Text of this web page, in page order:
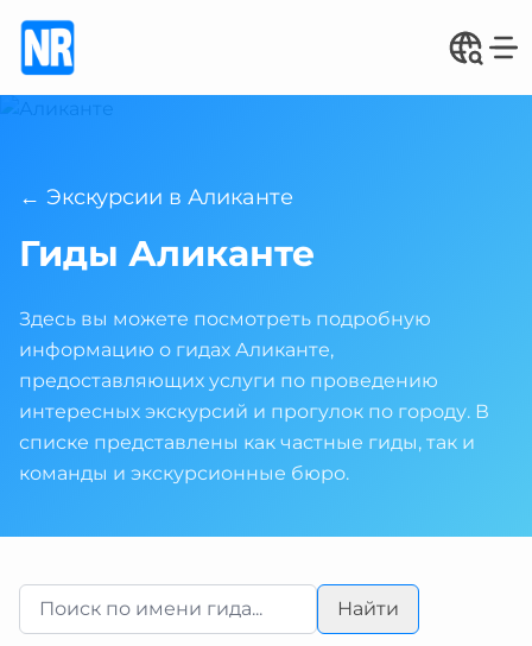
← Экскурсии в Аликанте
Гиды Аликанте
Здесь вы можете посмотреть подробную
информацию о гидах Аликанте,
предоставляющих услуги по проведению
интересных экскурсий и прогулок по городу. В
списке представлены как частные гиды, так и
команды и экскурсионные бюро.
Найти